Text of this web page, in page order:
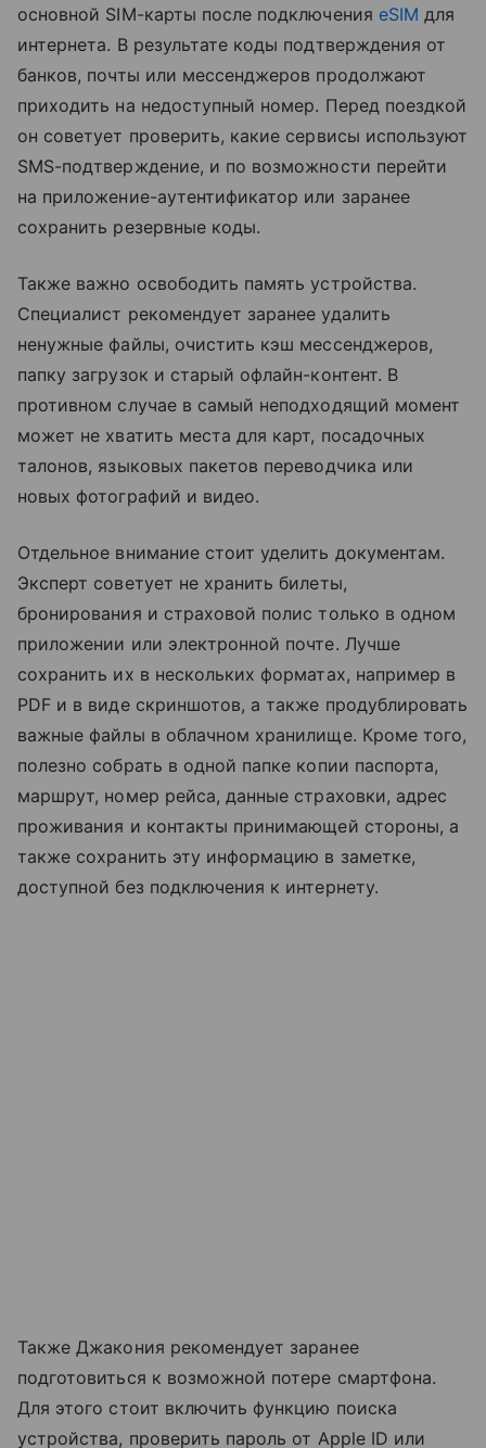
основной SIM-карты после подключения eSIM для
интернета. В результате коды подтверждения от
банков, почты или мессенджеров продолжают
приходить на недоступный номер. Перед поездкой
он советует проверить, какие сервисы используют
SMS-подтверждение, и по возможности перейти
на приложение-аутентификатор или заранее
сохранить резервные коды.
Также важно освободить память устройства.
Специалист рекомендует заранее удалить
ненужные файлы, очистить кэш мессенджеров,
папку загрузок и старый офлайн-контент. В
противном случае в самый неподходящий момент
может не хватить места для карт, посадочных
талонов, языковых пакетов переводчика или
новых фотографий и видео.
Отдельное внимание стоит уделить документам.
Эксперт советует не хранить билеты,
бронирования и страховой полис только в одном
приложении или электронной почте. Лучше
сохранить их в нескольких форматах, например в
PDF и в виде скриншотов, а также продублировать
важные файлы в облачном хранилище. Кроме того,
полезно собрать в одной папке копии паспорта,
маршрут, номер рейса, данные страховки, адрес
проживания и контакты принимающей стороны, а
также сохранить эту информацию в заметке,
доступной без подключения к интернету.
Также Джакония рекомендует заранее
подготовиться к возможной потере смартфона.
Для этого стоит включить функцию поиска
устройства, проверить пароль от Apple ID или